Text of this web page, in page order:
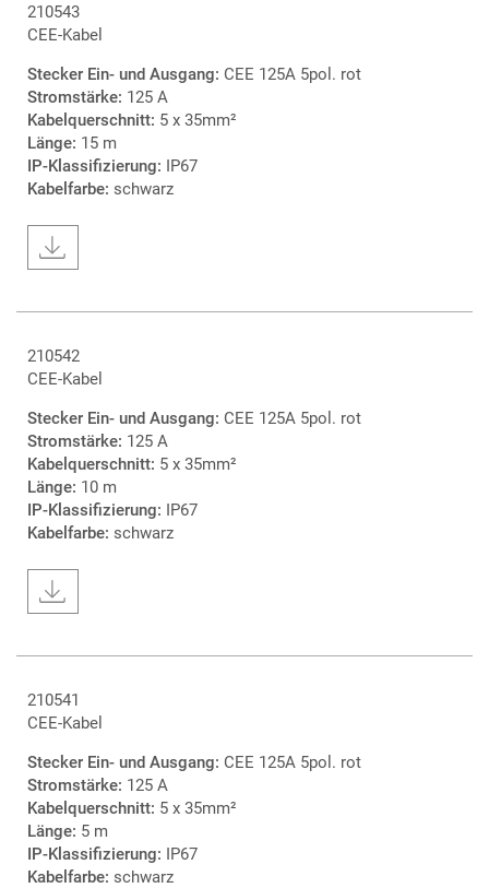
210543
CEE-Kabel
Stecker Ein- und Ausgang: CEE 125A 5pol. rot
Stromstärke: 125 A
Kabelquerschnitt: 5 x 35mm²
Länge: 15 m
IP-Klassifizierung: IP67
Kabelfarbe: schwarz
210542
CEE-Kabel
Stecker Ein- und Ausgang: CEE 125A 5pol. rot
Stromstärke: 125 A
Kabelquerschnitt: 5 x 35mm²
Länge: 10 m
IP-Klassifizierung: IP67
Kabelfarbe: schwarz
210541
CEE-Kabel
Stecker Ein- und Ausgang: CEE 125A 5pol. rot
Stromstärke: 125 A
Kabelquerschnitt: 5 x 35mm²
Länge: 5 m
IP-Klassifizierung: IP67
Kabelfarbe: schwarz